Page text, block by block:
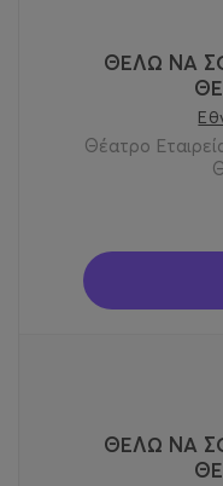
ΘΕΛΩ ΝΑ
Θέατρο
ΘΕΛΩ ΝΑ